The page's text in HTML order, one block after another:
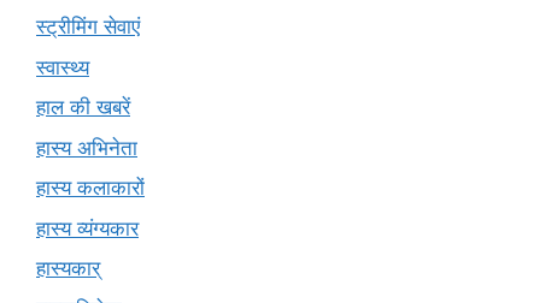
स्ट्रीमिंग सेवाएं
स्वास्थ्य
हाल की खबरें
हास्य अभिनेता
हास्य कलाकारों
हास्य व्यंग्यकार
हास्यकार्